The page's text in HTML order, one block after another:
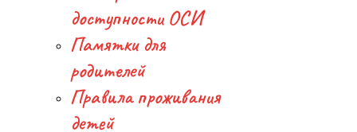
доступности ОСИ
Памятки для
родителей
Правила проживания
детей